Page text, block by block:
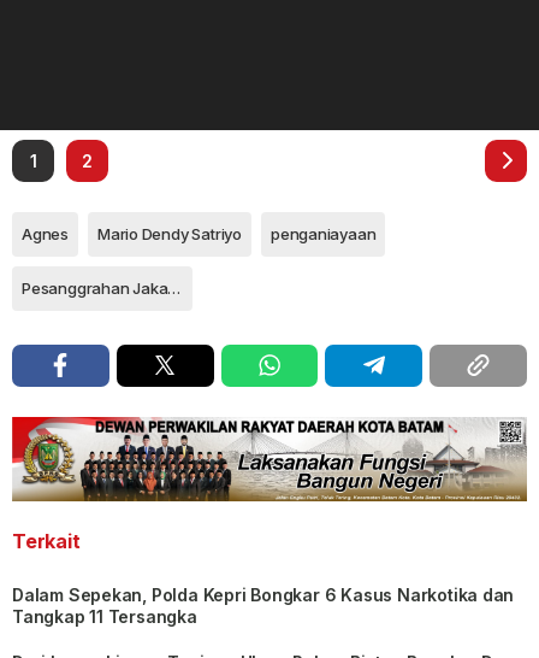
1 2
Agnes Mario Dendy Satriyo penganiayaan
Pesanggrahan Jakarta Selatan
Terkait
Dalam Sepekan, Polda Kepri Bongkar 6 Kasus Narkotika dan
Tangkap 11 Tersangka